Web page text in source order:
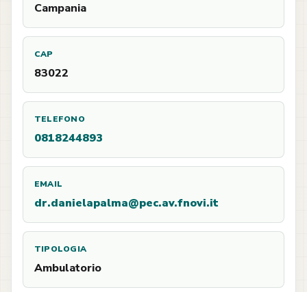
Campania
CAP
83022
TELEFONO
0818244893
EMAIL
dr.danielapalma@pec.av.fnovi.it
TIPOLOGIA
Ambulatorio